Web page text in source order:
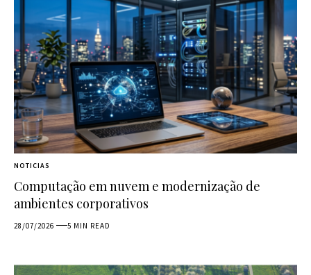
NOTICIAS
Computação em nuvem e modernização de
ambientes corporativos
28/07/2026 5 MIN READ